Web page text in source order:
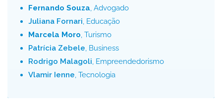
Fernando Souza, Advogado
Juliana Fornari, Educação
Marcela Moro, Turismo
Patrícia Zebele, Business
Rodrigo Malagoli, Empreendedorismo
Vlamir Ienne, Tecnologia